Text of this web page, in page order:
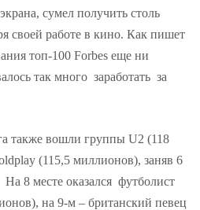
сумел получить столь
своей работе в кино. Как пишет
топ-100 Forbes еще ни
так много заработать за
также вошли группы U2 (118
(115,5 миллионов), заняв 6
На 8 месте оказался футболист
на 9-м – британский певец